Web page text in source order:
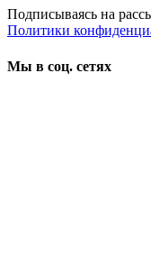
Подписываясь на
Политики
Мы в соц. сетях